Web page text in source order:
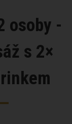
osoby -
s 2×